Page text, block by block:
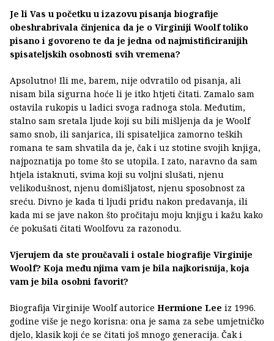
Je li Vas u početku u izazovu pisanja biografije
obeshrabrivala činjenica da je o Virginiji Woolf toliko
pisano i govoreno te da je jedna od najmistificiranijih
spisateljskih osobnosti svih vremena?
Apsolutno! Ili me, barem, nije odvratilo od pisanja, ali
nisam bila sigurna hoće li je itko htjeti čitati. Zamalo sam
ostavila rukopis u ladici svoga radnoga stola. Međutim,
stalno sam sretala ljude koji su bili mišljenja da je Woolf
samo snob, ili sanjarica, ili spisateljica zamorno teških
romana te sam shvatila da je, čak i uz stotine svojih knjiga,
najpoznatija po tome što se utopila. I zato, naravno da sam
htjela istaknuti, svima koji su voljni slušati, njenu
velikodušnost, njenu domišljatost, njenu sposobnost za
sreću. Divno je kada ti ljudi priđu nakon predavanja, ili
kada mi se jave nakon što pročitaju moju knjigu i kažu kako
će pokušati čitati Woolfovu za razonodu.
Vjerujem da ste proučavali i ostale biografije Virginije
Woolf? Koja među njima vam je bila najkorisnija, koja
vam je bila osobni favorit?
Biografija Virginije Woolf autorice Hermione Lee iz 1996.
godine više je nego korisna: ona je sama za sebe umjetničko
djelo, klasik koji će se čitati još mnogo generacija. Čak i